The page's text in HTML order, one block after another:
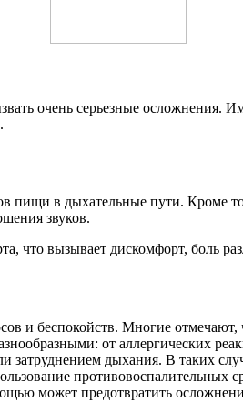
очень серьезные
в дыхательные пути. Кроме
звуков.
что вызывает дискомфорт, боль
и беспокойств. Многие отмечают,
от аллергических
дыхания. В таких
противовоспалительных
может предотвратить